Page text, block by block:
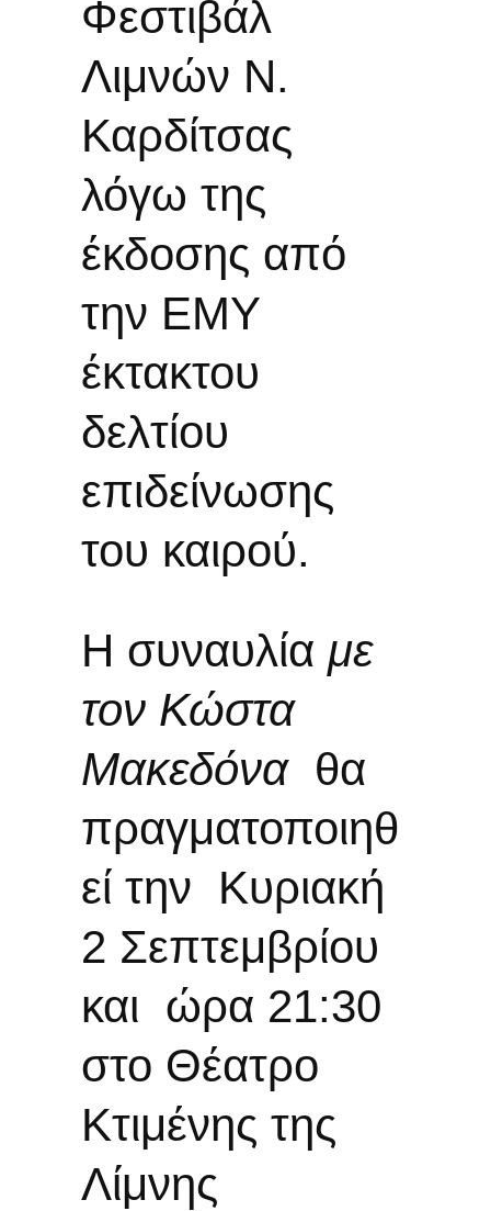
Φεστιβάλ
Λιμνών Ν.
Καρδίτσας
λόγω της
έκδοσης από
την ΕΜΥ
έκτακτου
δελτίου
επιδείνωσης
του καιρού.
Η συναυλία με
τον Κώστα
Μακεδόναθα
πραγματοποιηθ
εί την Κυριακή
2 Σεπτεμβρίου
και ώρα 21:30
στο Θέατρο
Κτιμένης της
Λίμνης